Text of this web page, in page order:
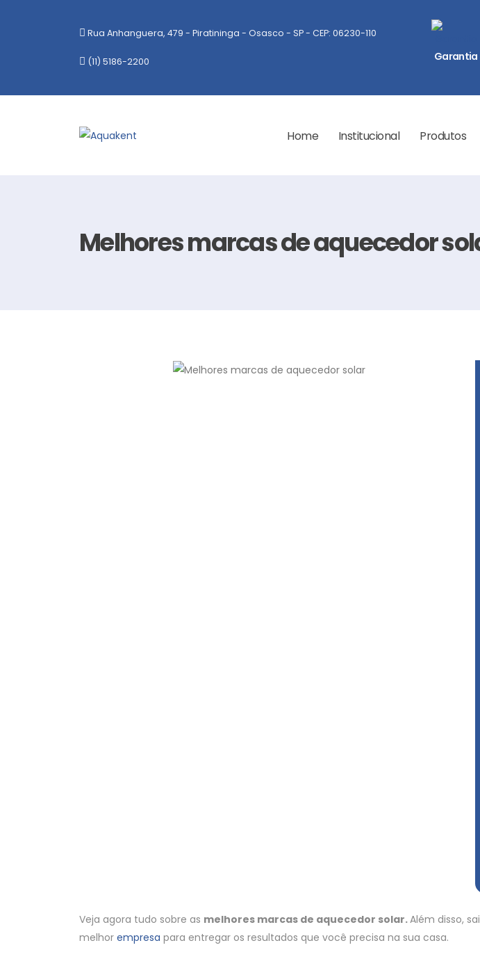
Rua Anhanguera, 479 - Piratininga - Osasco - SP - CEP: 06230-110
(11) 5186-2200 Garantia
Home Institucional Produtos
Melhores marcas de aquecedor
Veja agora tudo sobre as melhores marcas de aquecedor solar.Além disso,
melhor empresa para entregar os resultados que você precisa na sua casa.